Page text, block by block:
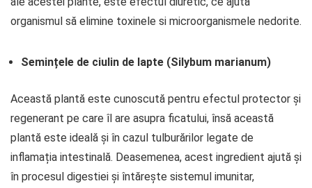
organismul să elimine toxinele si microorganismele nedorite.
Semințele de ciulin de lapte (Silybum marianum)
Această plantă este cunoscută pentru efectul protector și
regenerant pe care îl are asupra ficatului, însă această
plantă este ideală și în cazul tulburărilor legate de
inflamația intestinală. Deasemenea, acest ingredient ajută și
în procesul digestiei și întărește sistemul imunitar,